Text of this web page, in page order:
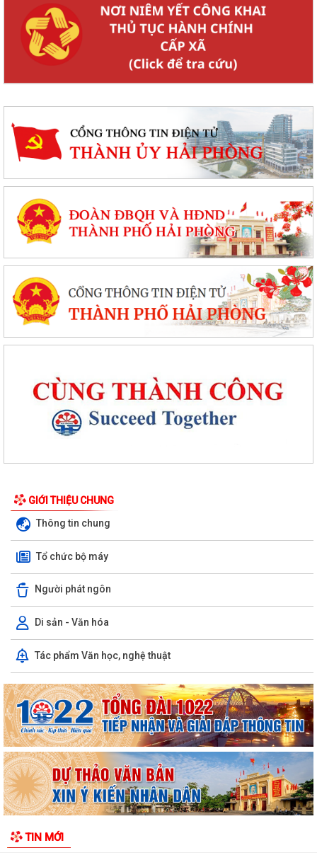
GIỚI THIỆU CHUNG
Thông tin chung
Tổ chức bộ máy
Người phát ngôn
Di sản - Văn hóa
Tác phẩm Văn học, nghệ thuật
TIN MỚI
Quyết định số 1573/QĐ-UBND Về việc cho Tổng Công ty phát triển đô
thị Kinh Bắc - CTCP thuê đất để...
Chương trình công tác tháng 7 năm 2026 của UBND xã Thượng Hồng
Thông báo về số lượng, tên gọi các thôn sau sắp xếp, tổ chức lại các
thôn trên địa bàn xã Thượng...
UBND xã Thượng Hồng ban hành quyết định về nội quy tiếp công dân
tại Trụ sở UBND xã
hộ kinh doanh tiêu biểu trên...